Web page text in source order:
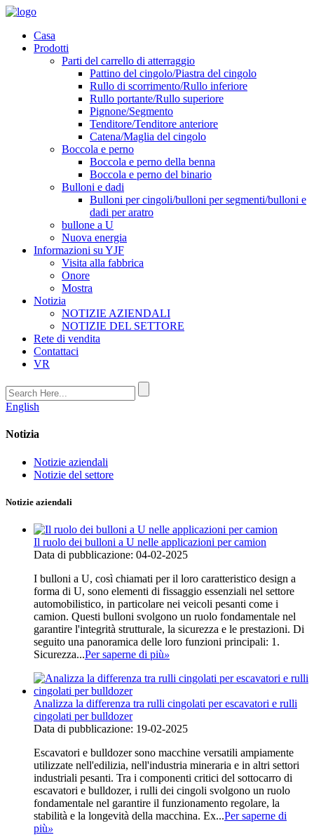
Casa
Prodotti
Parti del carrello di atterraggio
Pattino del cingolo/Piastra del cingolo
Rullo di scorrimento/Rullo inferiore
Rullo portante/Rullo superiore
Pignone/Segmento
Tenditore/Tenditore anteriore
Catena/Maglia del cingolo
Boccola e perno
Boccola e perno della benna
Boccola e perno del binario
Bulloni e dadi
Bulloni per cingoli/bulloni per segmenti/bulloni e
dadi per aratro
bullone a U
Nuova energia
Informazioni su YJF
Visita alla fabbrica
Onore
Mostra
Notizia
NOTIZIE AZIENDALI
NOTIZIE DEL SETTORE
Rete di vendita
Contattaci
VR
English
Notizia
Notizie aziendali
Notizie del settore
Notizie aziendali
Il ruolo dei bulloni a U nelle applicazioni per camion
Data di pubblicazione: 04-02-2025
I bulloni a U, così chiamati per il loro caratteristico design a
forma di U, sono elementi di fissaggio essenziali nel settore
automobilistico, in particolare nei veicoli pesanti come i
camion. Questi bulloni svolgono un ruolo fondamentale nel
garantire l'integrità strutturale, la sicurezza e le prestazioni. Di
seguito una panoramica delle loro funzioni principali: 1.
‌Sicurezza...Per saperne di più»
Analizza la differenza tra rulli cingolati per escavatori e rulli
cingolati per bulldozer
Data di pubblicazione: 19-02-2025
Escavatori e bulldozer sono macchine versatili ampiamente
utilizzate nell'edilizia, nell'industria mineraria e in altri settori
industriali pesanti. Tra i componenti critici del sottocarro di
escavatori e bulldozer, i rulli dei cingoli svolgono un ruolo
fondamentale nel garantire il funzionamento regolare, la
stabilità e la longevità della macchina. Ex...Per saperne di
più»